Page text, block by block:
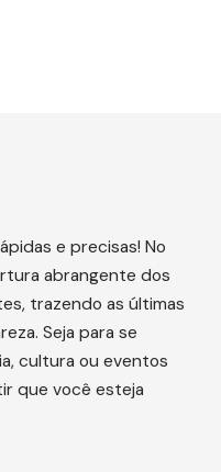
e precisas! No
abrangente dos
trazendo as últimas
Seja para se
cultura ou eventos
que você esteja